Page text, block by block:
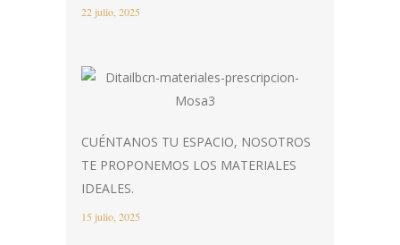
22 julio, 2025
CUÉNTANOS TU ESPACIO, NOSOTROS
TE PROPONEMOS LOS MATERIALES
IDEALES.
15 julio, 2025